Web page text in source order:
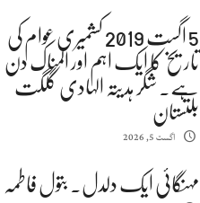
5 اگست 2019 کشمیری عوام کی
تاریخ کا ایک اہم اور المناک دن
ہے. شگر ہدیتہ الہادی گلگت
بلتستان
اگست 5, 2026
مہنگائی ایک دلدل. بتول فاطمہ